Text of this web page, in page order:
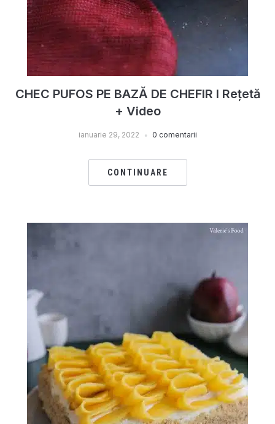
CHEC PUFOS PE BAZĂ DE CHEFIR I Rețetă
+ Video
ianuarie 29, 2022 0 comentarii
CONTINUARE